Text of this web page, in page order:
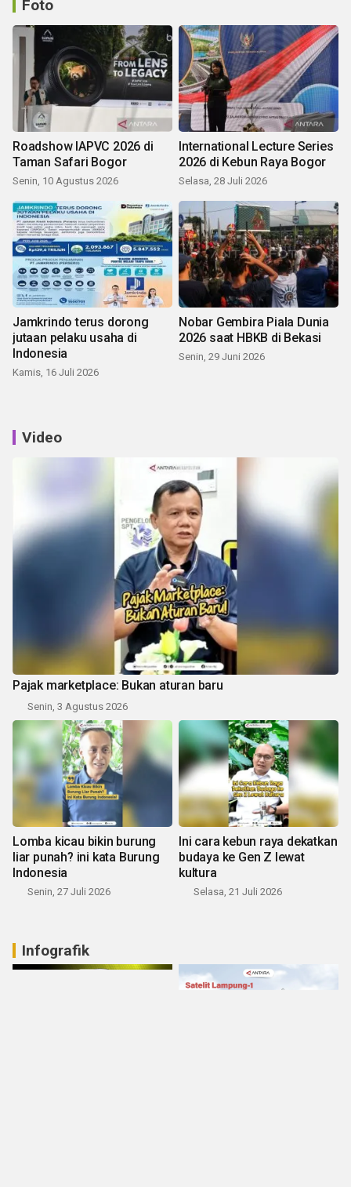
Foto
Roadshow IAPVC 2026 di
Taman Safari Bogor
Senin, 10 Agustus 2026
International Lecture Series
2026 di Kebun Raya Bogor
Selasa, 28 Juli 2026
Jamkrindo terus dorong
jutaan pelaku usaha di
Indonesia
Kamis, 16 Juli 2026
Nobar Gembira Piala Dunia
2026 saat HBKB di Bekasi
Senin, 29 Juni 2026
Video
Pajak marketplace: Bukan aturan baru
Senin, 3 Agustus 2026
Lomba kicau bikin burung
liar punah? ini kata Burung
Indonesia
Senin, 27 Juli 2026
Ini cara kebun raya dekatkan
budaya ke Gen Z lewat
kultura
Selasa, 21 Juli 2026
Infografik